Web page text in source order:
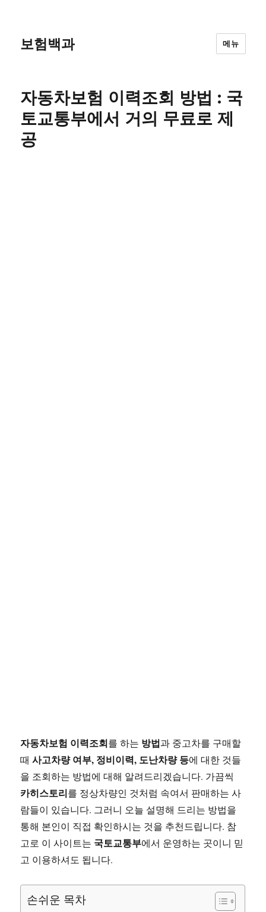
보험백과 메뉴
자동차보험 이력조회 방법 : 국
토교통부에서 거의 무료로 제
공
자동차보험 이력조회를 하는 방법과 중고차를 구매할
때사고차량 여부, 정비이력, 도난차량 등에 대한 것들
을 조회하는 방법에 대해 알려드리겠습니다. 가끔씩
카히스토리를 정상차량인 것처럼 속여서 판매하는 사
람들이 있습니다. 그러니 오늘 설명해 드리는 방법을
통해 본인이 직접 확인하시는 것을 추천드립니다. 참
고로 이 사이트는 국토교통부에서 운영하는 곳이니 믿
고 이용하셔도 됩니다.
손쉬운 목차